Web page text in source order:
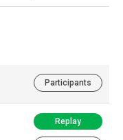
Participants
Replay